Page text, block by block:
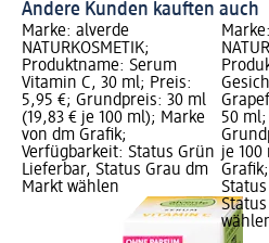
Andere Kunden kauften auch
Marke: alverde
NATURKOSMETIK;
Produktname: Serum
Vitamin C, 30 ml; Preis:
5,95 €; Grundpreis: 30 ml
(19,83 € je 100 ml); Marke
von dm Grafik;
Verfügbarkeit: Status Grün
Lieferbar, Status Grau dm
Markt wählen
50
je